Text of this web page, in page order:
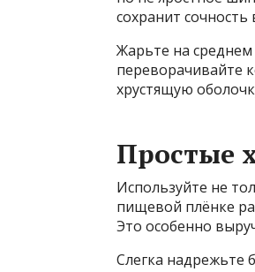
сохранит сочность
Жарьте на
переворачивайте
хрустящую
Простые
Используйте не
пищевой плёнке
Это особенно
Слегка надрежьте